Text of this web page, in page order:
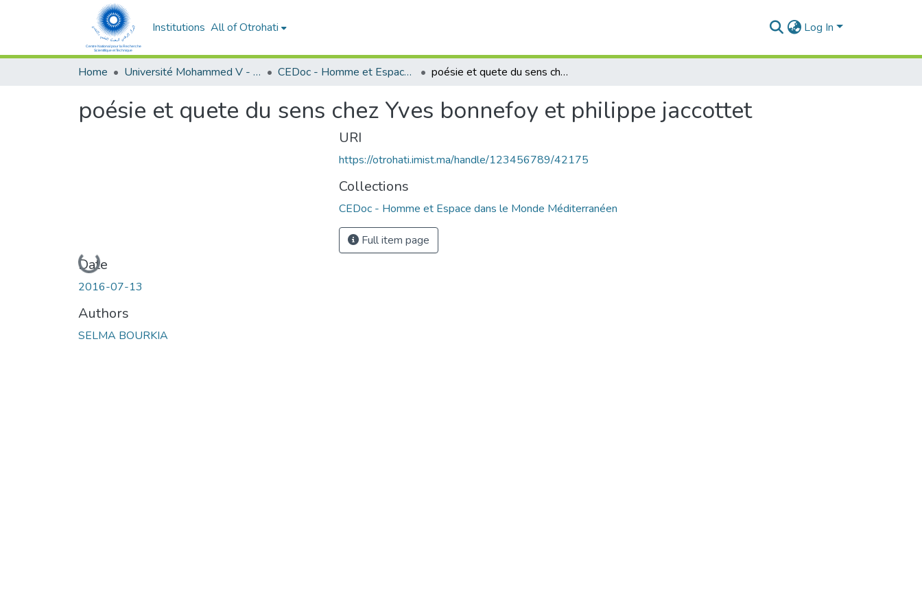
Institutions All of Otrohati Log In
Home Université Mohammed V - Rabat CEDoc - Homme et Espace dans le Monde Méditerranéen poésie et quete du sens chez Yves bonnefoy et philippe jaccottet
poésie et quete du sens chez Yves bonnefoy et philippe jaccottet
Loading...
Date
2016-07-13
Authors
SELMA BOURKIA
URI
https://otrohati.imist.ma/handle/123456789/42175
Collections
CEDoc - Homme et Espace dans le Monde Méditerranéen
Full item page